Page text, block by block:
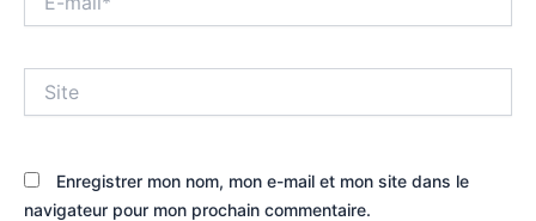
mail*
Enregistrer mon nom, mon e-mail et mon site dans le
navigateur pour mon prochain commentaire.